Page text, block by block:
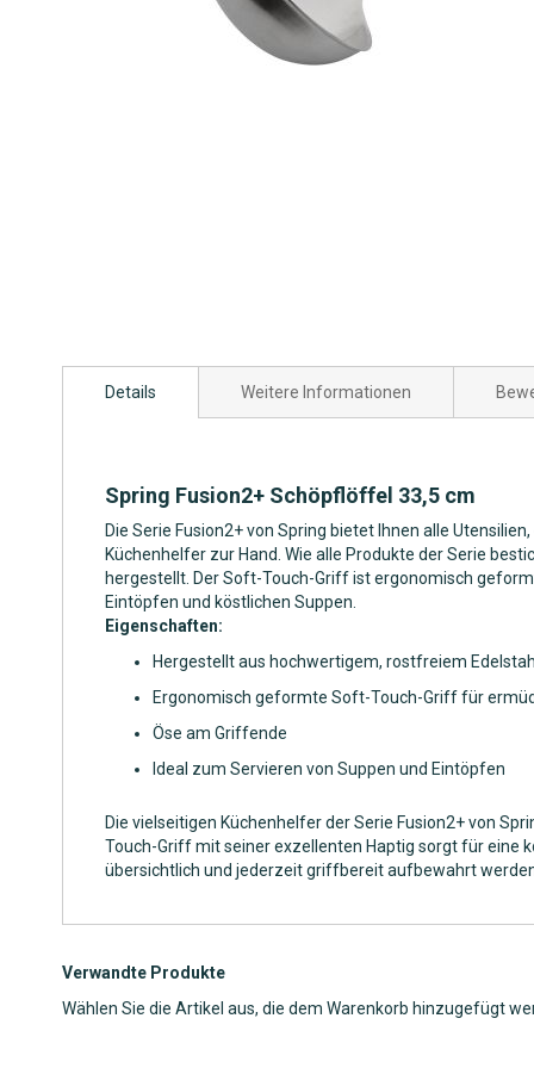
Anfang
Details
Spring Fusion2+ Schöpflöffel 33,5 cm
Die Serie Fusion2+ von Spring bietet Ihnen alle
Küchenhelfer zur Hand. Wie alle Produkte der Serie
hergestellt. Der Soft-Touch-Griff ist ergonomisch
Eintöpfen und köstlichen Suppen.
Eigenschaften:
Hergestellt aus hochwertigem, rostfreiem Edelstahl
Ergonomisch geformte Soft-Touch-Griff für
Öse am Griffende
Ideal zum Servieren von Suppen und Eintöpfen
Die vielseitigen Küchenhelfer der Serie Fusion2+ von
Touch-Griff mit seiner exzellenten Haptig sorgt für eine
übersichtlich und jederzeit griffbereit aufbewahrt
Weitere Informationen
Verwandte Produkte
Wählen Sie die Artikel aus, die dem Warenkorb hinzugefügt